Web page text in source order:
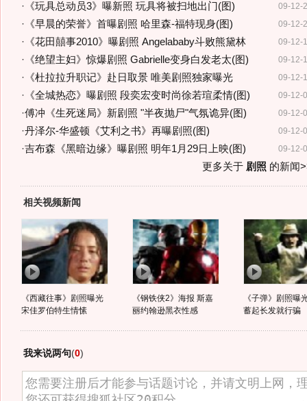
09-12-
· 《玩具总动员3》曝新照 玩具将被扫地出门(图)
09-12-
· 《早晨的荣誉》首曝剧照 哈里森-福特现身(图)
09-12-
· 《花田囍事2010》曝剧照 Angelababy斗败熊黛林
09-12-
· 《绝望主妇》惊爆剧照 Gabrielle变身白发老太(图)
09-12-
· 《杜拉拉升职记》赴日取景 唯美剧照独家曝光
09-12-
· 《全城热恋》曝剧照 段奕宏变时尚徐若瑄柔情(图)
09-12-
·傅冲《生死迷局》新剧照 "半夜抛尸"气氛诡异(图)
09-12-
·丹泽尔-华盛顿《艾利之书》再曝剧照(图)
09-12-
·吉布森《黑暗边缘》曝剧照 明年1月29日上映(图)
更多关于 剧照 的新闻
相关视频新闻
《西藏往事》剧照曝光
宋佳罗伯特生情愫
《钢铁侠2》海报 斯嘉
丽约翰逊黑衣性感
《子弹》剧照曝
蓄起长发就行骗
我来说两句(0)